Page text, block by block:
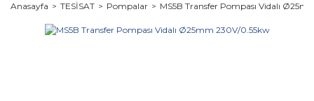
Anasayfa TESİSAT Pompalar MS5B Transfer Pompası Vidalı